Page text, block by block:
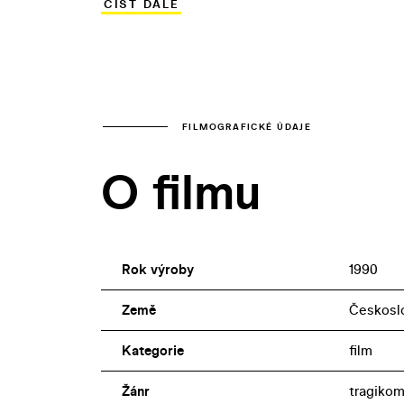
postoje. Ve snímku, který má kultovní
ČÍST DÁLE
FILMOGRAFICKÉ ÚDAJE
O filmu
Rok výroby 1990
Země
Kategorie film
Žánr